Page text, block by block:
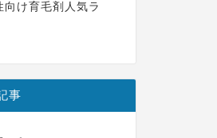
向け育毛剤人気ラ
事